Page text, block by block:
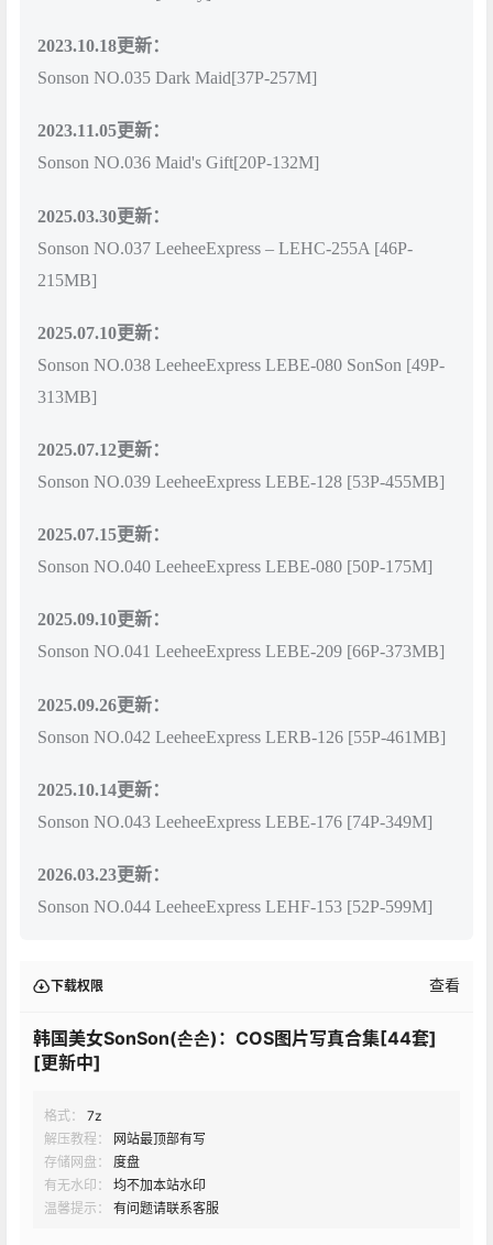
2023.10.18更新：
Sonson NO.035 Dark Maid[37P-257M]
2023.11.05更新：
Sonson NO.036 Maid's Gift[20P-132M]
2025.03.30更新：
Sonson NO.037 LeeheeExpress – LEHC-255A [46P-
215MB]
2025.07.10更新：
Sonson NO.038 LeeheeExpress LEBE-080 SonSon [49P-
313MB]
2025.07.12更新：
Sonson NO.039 LeeheeExpress LEBE-128 [53P-455MB]
2025.07.15更新：
Sonson NO.040 LeeheeExpress LEBE-080 [50P-175M]
2025.09.10更新：
Sonson NO.041 LeeheeExpress LEBE-209 [66P-373MB]
2025.09.26更新：
Sonson NO.042 LeeheeExpress LERB-126 [55P-461MB]
2025.10.14更新：
Sonson NO.043 LeeheeExpress LEBE-176 [74P-349M]
2026.03.23更新：
Sonson NO.044 LeeheeExpress LEHF-153 [52P-599M]
下载权限 查看
韩国美女SonSon(손손)：COS图片写真合集[44套]
[更新中]
格式：
7z
解压教程：
网站最顶部有写
存储网盘：
度盘
有无水印：
均不加本站水印
温馨提示：
有问题请联系客服